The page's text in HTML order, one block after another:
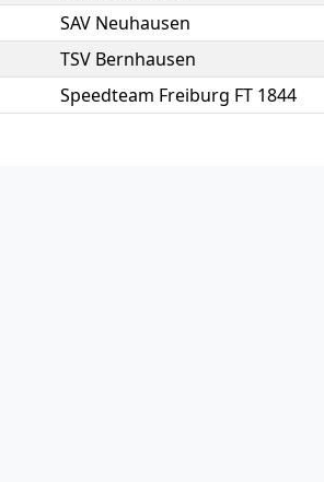
SAV Neuhausen
TSV Bernhausen
Speedteam Freiburg FT 1844